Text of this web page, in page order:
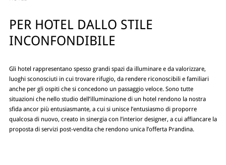
PER HOTEL DALLO STILE
INCONFONDIBILE
Gli hotel rappresentano spesso grandi spazi da illuminare e da valorizzare,
luoghi sconosciuti in cui trovare rifugio, da rendere riconoscibili e familiari
anche per gli ospiti che si concedono un passaggio veloce. Sono tutte
situazioni che nello studio dell’illuminazione di un hotel rendono la nostra
sfida ancor più entusiasmante, a cui si unisce l’entusiasmo di proporre
qualcosa di nuovo, creato in sinergia con l’interior designer, a cui affiancare la
proposta di servizi post-vendita che rendono unica l’offerta Prandina.